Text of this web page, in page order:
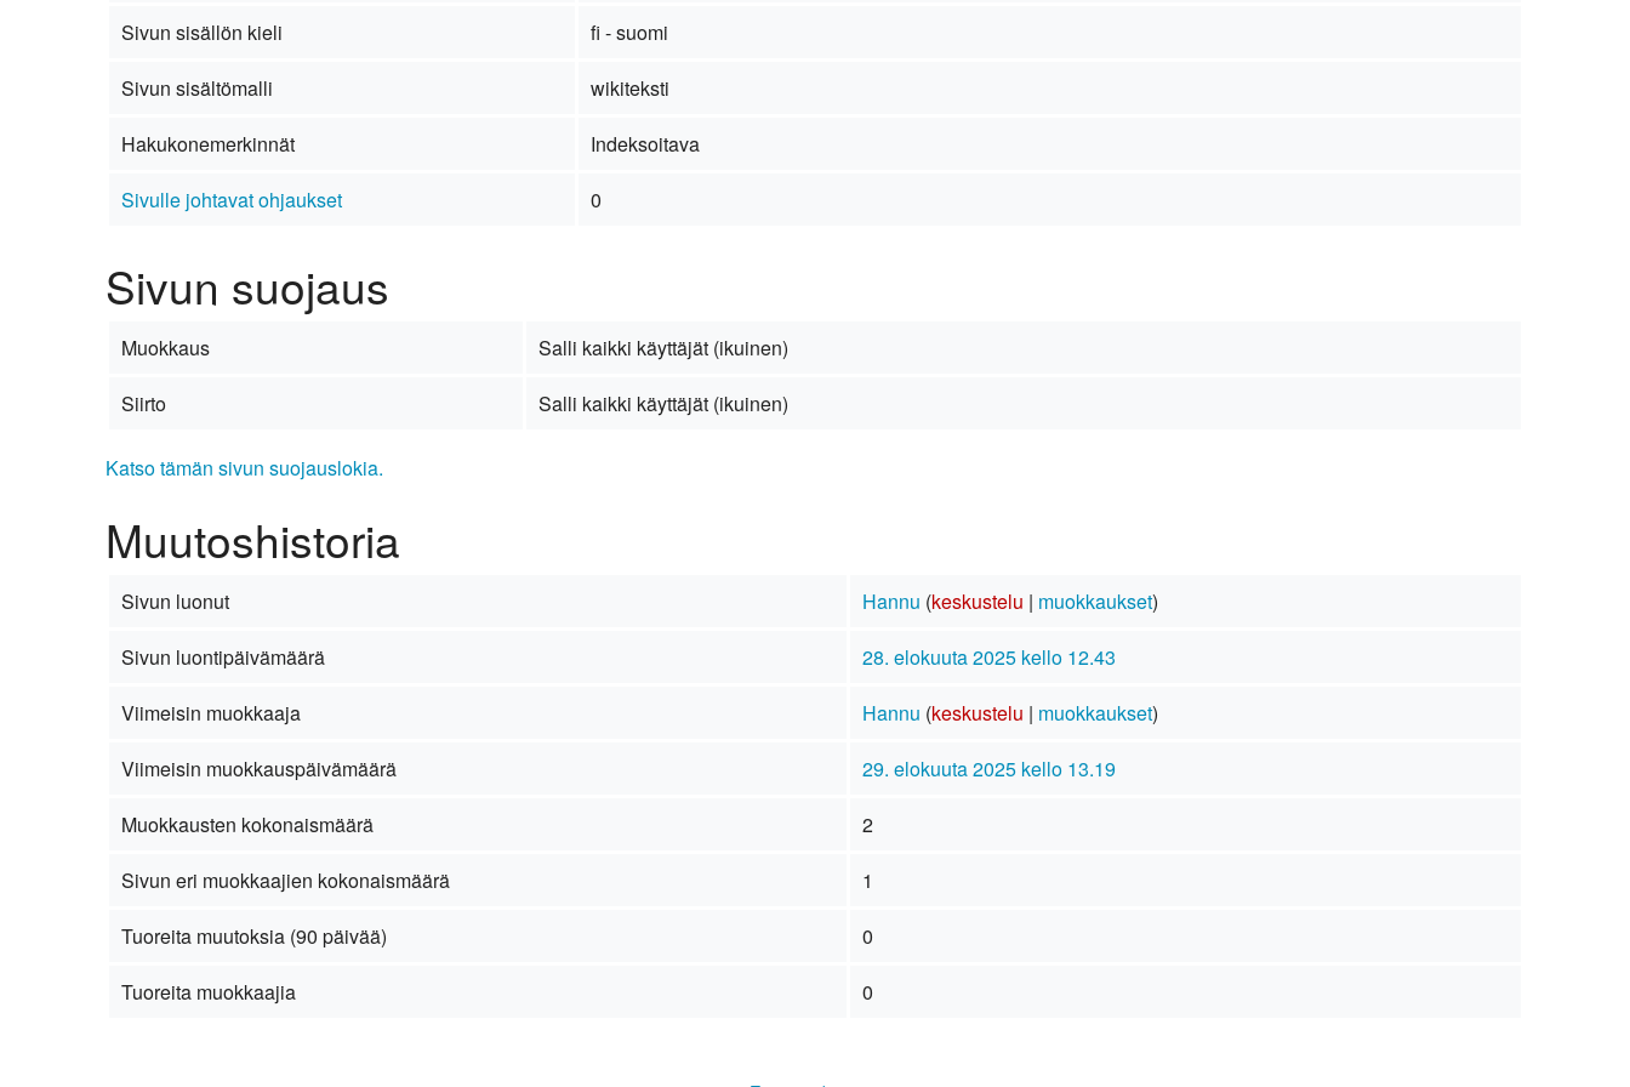
Kirkkoon liittyminen
Sivun sisällön kieli
fi - suomi
Sivun sisältömalli
wikiteksti
Hakukonemerkinnät
Indeksoitava
Sivulle johtavat ohjaukset
0
Sivun suojaus
Muokkaus
Salli kaikki käyttäjät (ikuinen)
Siirto
Salli kaikki käyttäjät (ikuinen)
Katso tämän sivun suojauslokia.
Muutoshistoria
Sivun luonut Hannu (keskustelu | muokkaukset)
Sivun luontipäivämäärä
28. elokuuta 2025 kello 12.43
Viimeisin muokkaaja
Hannu (keskustelu | muokkaukset)
Viimeisin muokkauspäivämäärä
29. elokuuta 2025 kello 13.19
Muokkausten kokonaismäärä
2
Sivun eri muokkaajien kokonaismäärä
1
Tuoreita muutoksia (90 päivää)
0
Tuoreita muokkaajia
0